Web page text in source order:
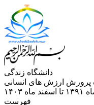
دانشگاه زندگی
فهرست